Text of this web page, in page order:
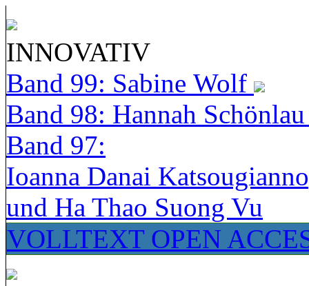
INNOVATIV
Band 99: Sabine Wolf
Band 98: Hannah
Band 97:
Ioanna Danai
und Ha Thao Suong Vu
VOLLTEXT OPEN